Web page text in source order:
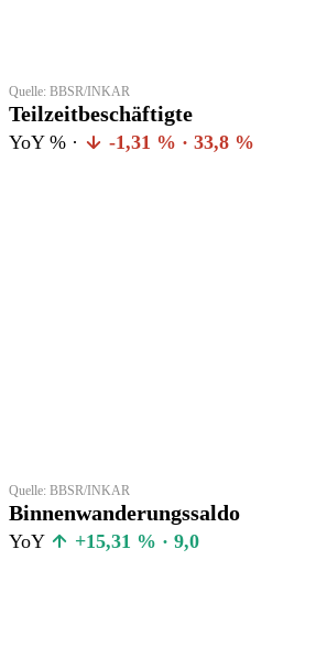
Quelle: BBSR/INKAR
Teilzeitbeschäftigte
YoY % · -1,31 % · 33,8 %
Quelle: BBSR/INKAR
Binnenwanderungssaldo
YoY +15,31 % · 9,0